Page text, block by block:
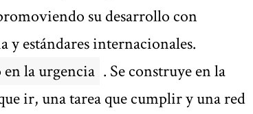
su desarrollo con
y estándares internacionales.
en la urgencia . Se construye en la
ir, una tarea que cumplir y una red